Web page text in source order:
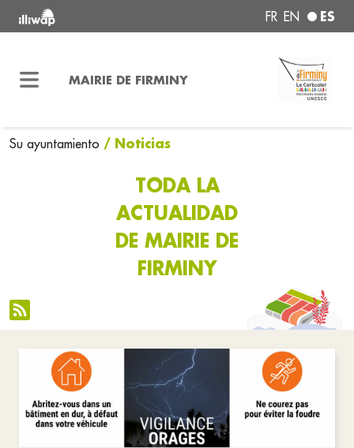
FR EN ES
MAIRIE DE FIRMINY
Su ayuntamiento / Noticias
TODA LA
ACTUALIDAD
DE MAIRIE DE
FIRMINY